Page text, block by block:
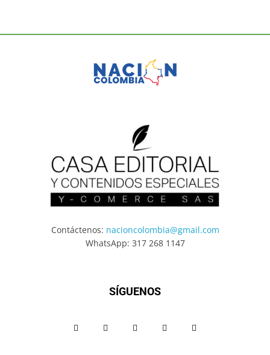
Contáctenos: nacioncolombia@gmail.com
WhatsApp: 317 268 1147
SÍGUENOS